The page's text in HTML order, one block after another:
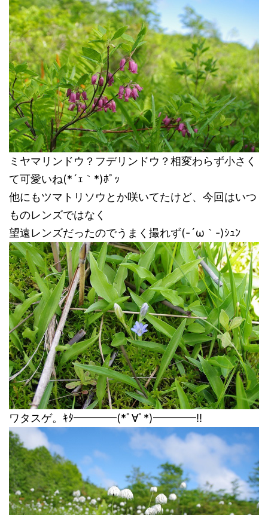
ミヤマリンドウ？フデリンドウ？相変わらず小さく
て可愛いね(*´ｪ｀*)ﾎﾟｯ
他にもツマトリソウとか咲いてたけど、今回はいつ
ものレンズではなく
望遠レンズだったのでうまく撮れず(-´ω｀-)ｼｭﾝ
ワタスゲ。ｷﾀ━━━━(*ﾟ∀ﾟ*)━━━━!!